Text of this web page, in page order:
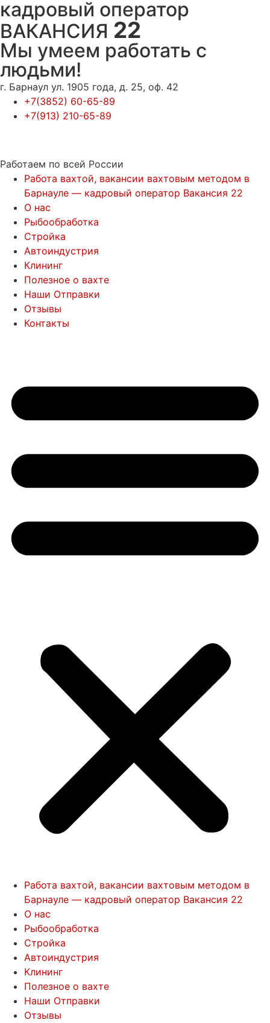
кадровый оператор
ВАКАНСИЯ 22
Мы умеем работать с
людьми!
г. Барнаул ул. 1905 года, д. 25, оф. 42
+7(3852) 60-65-89
+7(913) 210-65-89
Работаем по всей России
Работа вахтой, вакансии вахтовым методом в
Барнауле — кадровый оператор Вакансия 22
О нас
Рыбообработка
Стройка
Автоиндустрия
Клининг
Полезное о вахте
Наши Отправки
Отзывы
Контакты
Работа вахтой, вакансии вахтовым методом в
Барнауле — кадровый оператор Вакансия 22
О нас
Рыбообработка
Стройка
Автоиндустрия
Клининг
Полезное о вахте
Наши Отправки
Отзывы